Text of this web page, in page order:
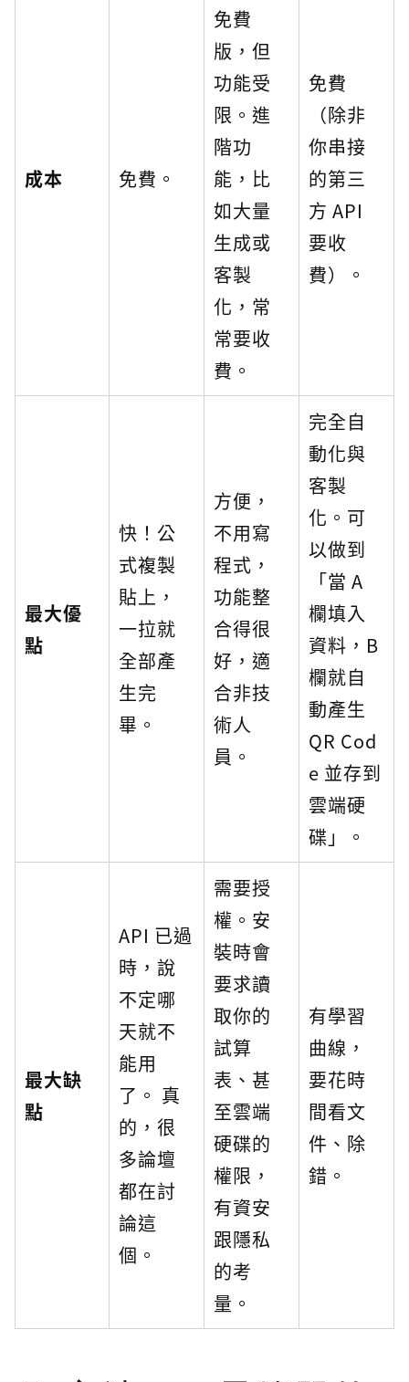
成本 免費。
免費
版，但
功能受
限。進
階功
能，比
如大量
生成或
客製
化，常
常要收
費。
免費
（除非
你串接
的第三
方 API
要收
費）。
最大優
點
快！公
式複製
貼上，
一拉就
全部產
生完
畢。
方便，
不用寫
程式，
功能整
合得很
好，適
合非技
術人
員。
完全自
動化與
客製
化。可
以做到
「當 A
欄填入
資料，B
欄就自
動產生
QR Cod
e 並存到
雲端硬
碟」。
最大缺
點
API 已過
時，說
不定哪
天就不
能用
了。 真
的，很
多論壇
都在討
論這
個。
需要授
權。安
裝時會
要求讀
取你的
試算
表、甚
至雲端
硬碟的
權限，
有資安
跟隱私
的考
量。
有學習
曲線，
要花時
間看文
件、除
錯。